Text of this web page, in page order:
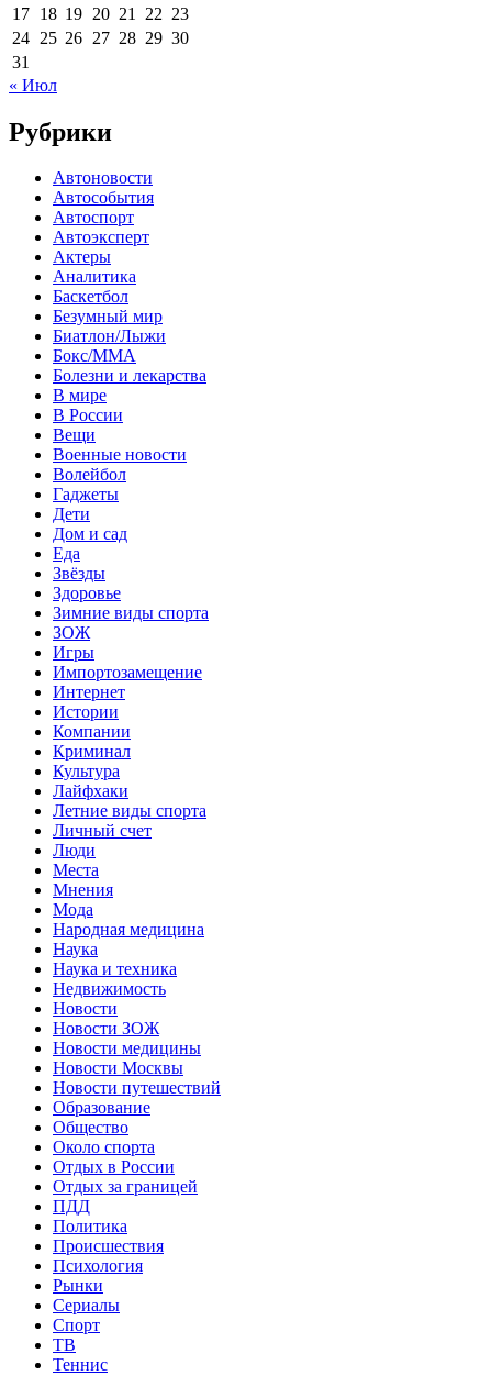
17 18 19 20 21 22 23
24 25 26 27 28 29 30
31
« Июл
Рубрики
Автоновости
Автособытия
Автоспорт
Автоэксперт
Актеры
Аналитика
Баскетбол
Безумный мир
Биатлон/Лыжи
Бокс/MMA
Болезни и лекарства
В мире
В России
Вещи
Военные новости
Волейбол
Гаджеты
Дети
Дом и сад
Еда
Звёзды
Здоровье
Зимние виды спорта
ЗОЖ
Игры
Импортозамещение
Интернет
Истории
Компании
Криминал
Культура
Лайфхаки
Летние виды спорта
Личный счет
Люди
Места
Мнения
Мода
Народная медицина
Наука
Наука и техника
Недвижимость
Новости
Новости ЗОЖ
Новости медицины
Новости Москвы
Новости путешествий
Образование
Общество
Около спорта
Отдых в России
Отдых за границей
ПДД
Политика
Происшествия
Психология
Рынки
Сериалы
Спорт
ТВ
Теннис